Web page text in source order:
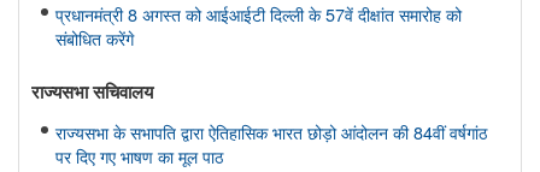
प्रधानमंत्री 8 अगस्त को आईआईटी दिल्ली के 57वें दीक्षांत समारोह को
संबोधित करेंगे
राज्यसभा सचिवालय
राज्यसभा के सभापति द्वारा ऐतिहासिक भारत छोड़ो आंदोलन की 84वीं वर्षगांठ
पर दिए गए भाषण का मूल पाठ